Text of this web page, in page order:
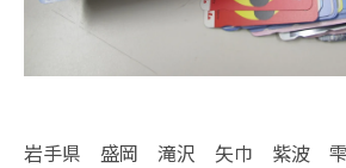
岩手県 盛岡 滝沢 矢巾 紫波